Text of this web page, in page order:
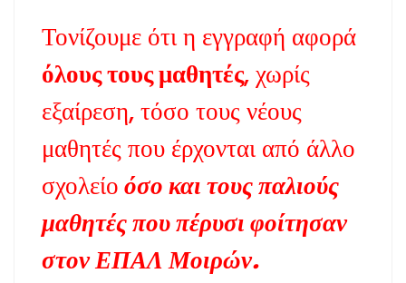
Τονίζουμε ότι η εγγραφή αφορά
όλους τους μαθητές, χωρίς
εξαίρεση, τόσο τους νέους
μαθητές που έρχονται από άλλο
σχολείοόσο και τους παλιούς
μαθητές που πέρυσι φοίτησαν
στον ΕΠΑΛ Μοιρών.